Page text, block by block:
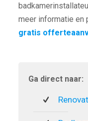
meer informatie en
gratis
Ga direct naar: